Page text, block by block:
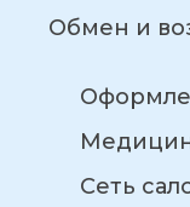
Обмен и
Сеть